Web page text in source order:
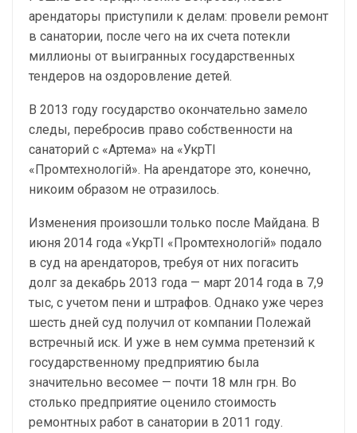
арендаторы приступили к делам: провели ремонт
в санатории, после чего на их счета потекли
миллионы от выигранных государственных
тендеров на оздоровление детей.
В 2013 году государство окончательно замело
следы, перебросив право собственности на
санаторий с «Артема» на «УкрТІ
«Промтехнологій». На арендаторе это, конечно,
никоим образом не отразилось.
Изменения произошли только после Майдана. В
июня 2014 года «УкрТІ «Промтехнологій» подало
в суд на арендаторов, требуя от них погасить
долг за декабрь 2013 года — март 2014 года в 7,9
тыс, с учетом пени и штрафов. Однако уже через
шесть дней суд получил от компании Полежай
встречный иск. И уже в нем сумма претензий к
государственному предприятию была
значительно весомее — почти 18 млн грн. Во
столько предприятие оценило стоимость
ремонтных работ в санатории в 2011 году.